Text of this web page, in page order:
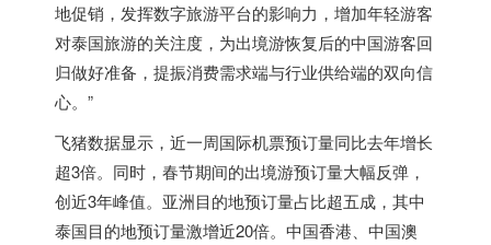
地促销，发挥数字旅游平台的影响力，增加年轻游客
对泰国旅游的关注度，为出境游恢复后的中国游客回
归做好准备，提振消费需求端与行业供给端的双向信
心。”
飞猪数据显示，近一周国际机票预订量同比去年增长
超3倍。同时，春节期间的出境游预订量大幅反弹，
创近3年峰值。亚洲目的地预订量占比超五成，其中
泰国目的地预订量激增近20倍。中国香港、中国澳